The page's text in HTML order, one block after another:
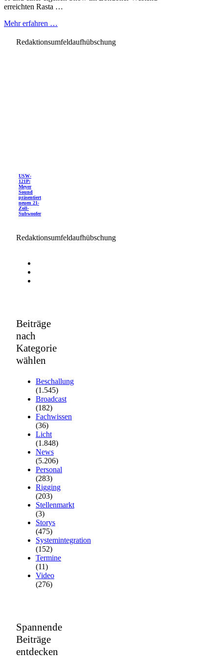
erreichten Rasta …
Mehr erfahren …
Redaktionsumfeldaufhübschung
USW-
121P:
Meyer
Sound
präsentiert
neuen 21-
Zoll-
Subwoofer
Redaktionsumfeldaufhübschung
Beiträge
nach
Kategorie
wählen
Beschallung
(1.545)
Broadcast
(182)
Fachwissen
(36)
Licht
(1.848)
News
(5.206)
Personal
(283)
Rigging
(203)
Stellenmarkt
(3)
Storys
(475)
Systemintegration
(152)
Termine
(11)
Video
(276)
Spannende
Beiträge
entdecken